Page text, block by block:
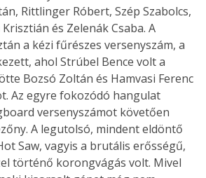
Rittlinger Róbert, Szép Szabolcs,
és Zelenák Csaba. A
a kézi fűrészes versenyszám, a
ahol Strúbel Bence volt a
Bozsó Zoltán és Hamvasi Ferenc
Az egyre fokozódó hangulat
versenyszámot követően
A legutolsó, mindent eldöntő
Saw, vagyis a brutális erősségű,
történő korongvágás volt. Mivel